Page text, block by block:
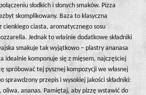
słodkich i słonych smaków. Pizza
skomplikowany. Baza to klasyczna
cienkiego ciasta, aromatycznego sosu
Jednak to właśnie dodatkowe składniki
smakuje tak wyjątkowo – plastry ananasa
idealnie komponuje się z mięsem, najczęściej
spróbować tej pysznej kompozycji we własnej
sprawdzony przepis i wysokiej jakości składniki:
oliwa, ananas. Pamiętaj, aby pizzę wstawić do